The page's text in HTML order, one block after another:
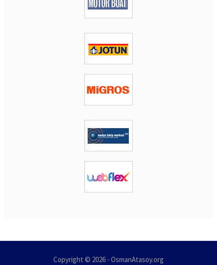
Copyright © 2026 - OsmanAtasoy.org